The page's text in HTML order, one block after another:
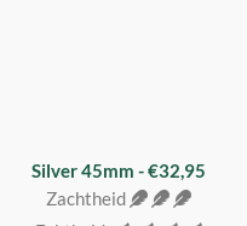
MEEST GEKOZEN
Silver 45mm - €32,95
Zachtheid